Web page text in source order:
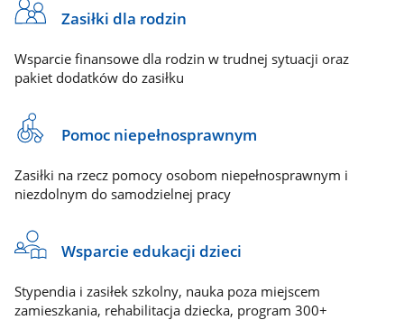
Zasiłki dla rodzin
Wsparcie finansowe dla rodzin w trudnej sytuacji oraz
pakiet dodatków do zasiłku
Pomoc niepełnosprawnym
Zasiłki na rzecz pomocy osobom niepełnosprawnym i
niezdolnym do samodzielnej pracy
Wsparcie edukacji dzieci
Stypendia i zasiłek szkolny, nauka poza miejscem
zamieszkania, rehabilitacja dziecka, program 300+